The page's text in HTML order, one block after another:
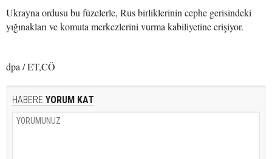
Ukrayna ordusu bu füzelerle, Rus birliklerinin cephe gerisindeki
yığınakları ve komuta merkezlerini vurma kabiliyetine erişiyor.
dpa / ET,CÖ
HABERE YORUM KAT